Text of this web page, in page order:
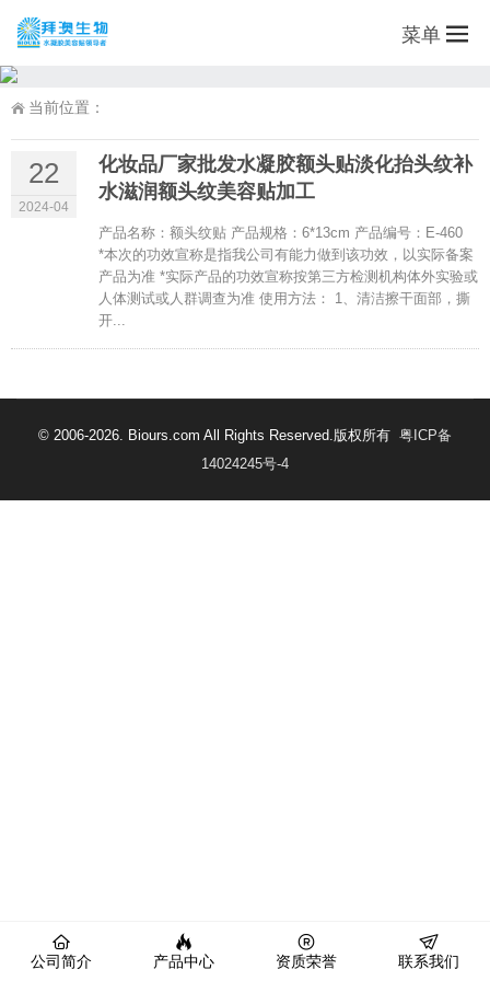
菜单
当前位置：
22
2024-04
化妆品厂家批发水凝胶额头贴淡化抬头纹补
水滋润额头纹美容贴加工
产品名称：额头纹贴 产品规格：6*13cm 产品编号：E-460
*本次的功效宣称是指我公司有能力做到该功效，以实际备案
产品为准 *实际产品的功效宣称按第三方检测机构体外实验或
人体测试或人群调查为准 使用方法： 1、清洁擦干面部，撕
开...
© 2006-2026. Biours.com All Rights Reserved.版权所有 粤ICP备
14024245号-4
公司简介 产品中心 资质荣誉 联系我们